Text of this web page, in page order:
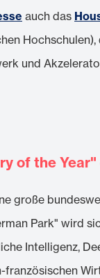
auch das
Hochschulen),
und
of the Year"
große
Park" wird
Intelligenz,